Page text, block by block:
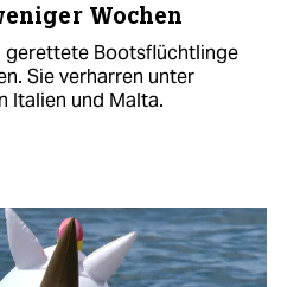
Wochen
gerettete Bootsflüchtlinge
Sie verharren unter
Italien und Malta.